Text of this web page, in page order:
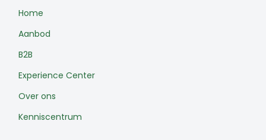
Home
Aanbod
B2B
Experience Center
Over ons
Kenniscentrum